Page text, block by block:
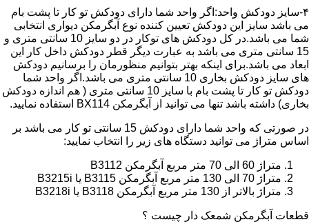
۴-سایز دودکش واحد:اگر واحد شما دارای دودکش تو کار تا پشت بام
می باشد سایز این دودکش تعیین کننده نوع آبگرمکن دیواری انتخابی
شما می باشد.در کل دودکش های توکار در دو سایز 10 سانتی متری و
15 سانتی متری می باشد به عبارت دیگر قطر دودکش داخل کار این
ابعاد می باشد.برای اینکه بهتر بتوانیم منظورمان را برسانیم دودکش
های سایز دودکش بخاری 10 سانتی متری می باشد.اگر واحد شما
دودکش تو کار تا پشت بام با سایز 10 سانتی متری ( هم اندازه دودکش
بخاری) داشته باشد تنها می توانید از آبگرمکن BX114 استفاده نمایید.
در صورتی که واحد شما دارای دودکش 15 سانتی تو کار می باشد بر
اساس متراژ می توانید دستگاه های زیر را انتخاب نمایید:
متراژ 60 الی 70 متر مربع آبگرمکن B3112
متراژ 70 الی 130 متر مربع آبگرمکن B3115 یا B3215i
متراژ بالاتر از 130 متر مربع آبگرمکن B3118 یا B3218i
قطعات آبگرمکن شمعک دار چیست ؟